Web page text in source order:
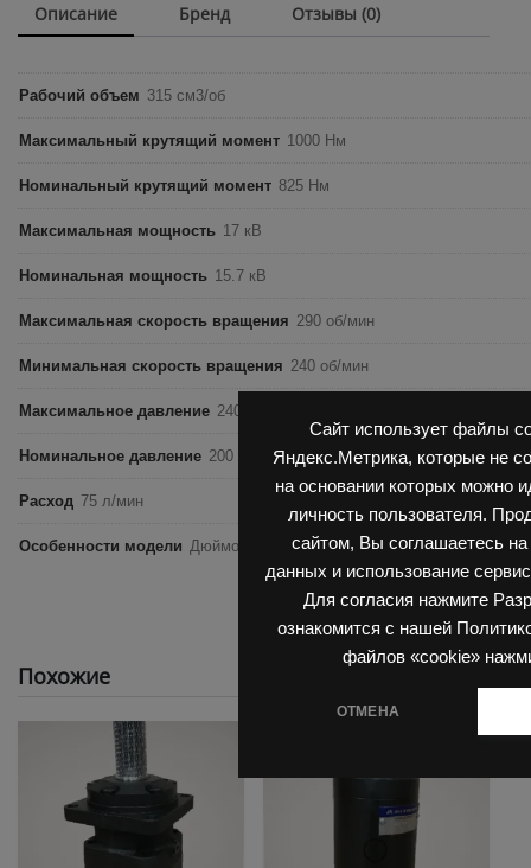
Сайт использует файлы
Яндекс.Метрика, которые не
на основании которых можно
личность пользователя.
сайтом, Вы соглашаетесь на
данных и использование
Для согласия нажмите
ознакомится с нашей
файлов «cookie»
ОТМЕНА
Описание Бренд Отзывы (0)
Рабочий объем 315 см3/об
Максимальный крутящий момент 1000 Нм
Номинальный крутящий момент 825 Нм
Максимальная мощность 17 кВ
Номинальная мощность 15.7 кВ
Максимальная скорость вращения 290 об/мин
Минимальная скорость вращения 240 об/мин
Максимальное давление 240 бар
Номинальное давление 200 бар
Расход 75 л/мин
Особенности модели Дюймовый размер, Вал 32 мм, Ступичная
Похожие